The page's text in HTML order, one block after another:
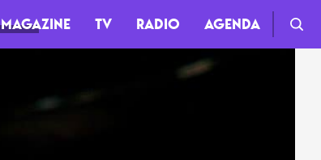
MAGAZINE TV RADIO AGENDA